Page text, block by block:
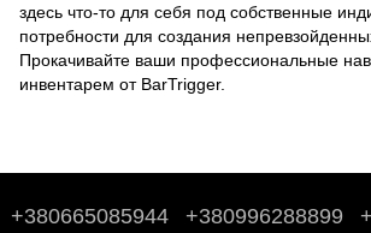
здесь что-то для себя под собственные
потребности для создания
Прокачивайте ваши профессиональные
инвентарем от BarTrigger.
+380665085944 +380996288899